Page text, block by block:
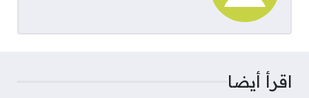
اقرأ أيضا